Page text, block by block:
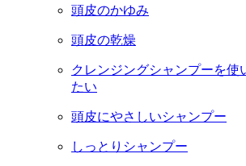
頭皮のかゆみ
頭皮の乾燥
クレンジングシャンプーを使
たい
頭皮にやさしいシャンプー
しっとりシャンプー